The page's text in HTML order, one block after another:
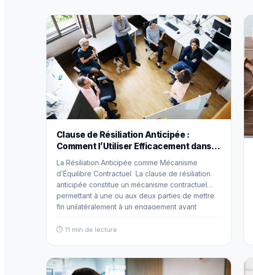
Clause de Résiliation Anticipée :
Comment l’Utiliser Efficacement dans
vos Contrats
La Résiliation Anticipée comme Mécanisme
d’Équilibre Contractuel La clause de résiliation
anticipée constitue un mécanisme contractuel
permettant à une ou aux deux parties de mettre
fin unilatéralement à un engagement avant
et modalités prédéfinies. Cet instrument juridique
Read more
⏱ 11 min de lecture